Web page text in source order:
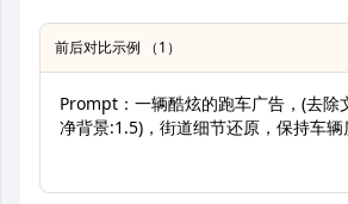
前后对比示例 （1）
Prompt：一辆酷炫的跑车广告，(去除
净背景:1.5)，街道细节还原，保持车